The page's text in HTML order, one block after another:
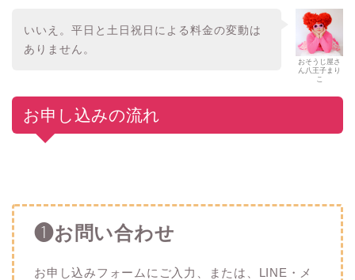
おそうじ屋さ
ん八王子まり
こ
いいえ。平日と土日祝日による料金の変動は
ありません。
お申し込みの流れ
❶お問い合わせ
お申し込みフォームにご入力、または、LINE・メ